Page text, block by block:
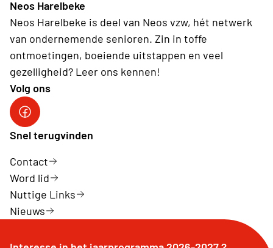
Neos Harelbeke
Neos Harelbeke is deel van Neos vzw, hét netwerk
van ondernemende senioren. Zin in toffe
ontmoetingen, boeiende uitstappen en veel
gezelligheid? Leer ons kennen!
Volg ons
Facebook Neos Harelbeke
Snel terugvinden
Contact
Word lid
Nuttige Links
Nieuws